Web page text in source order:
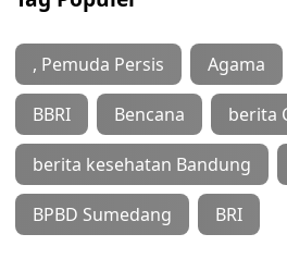
, Pemuda Persis Agama
BBRI Bencana berita
berita kesehatan Bandung
BPBD Sumedang BRI